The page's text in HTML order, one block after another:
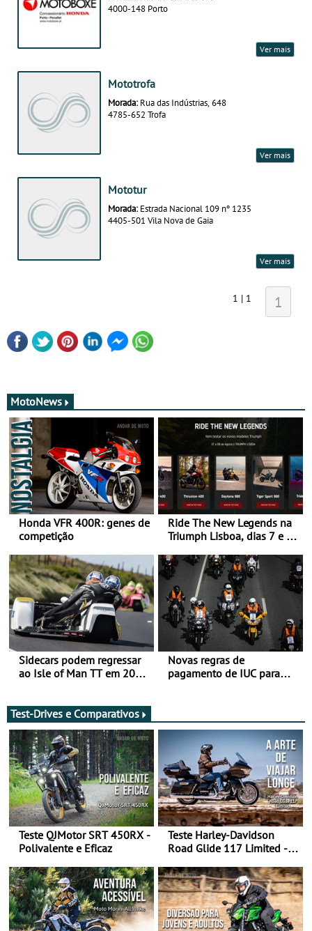
4000-148 Porto
Ver mais
Mototrofa
Morada: Rua das Indústrias, 648
4785-652 Trofa
Ver mais
Mototur
Morada: Estrada Nacional 109 nº 1235
4405-501 Vila Nova de Gaia
Ver mais
1 | 1 1
MotoNews
Honda VFR 400R: genes de
competição
Ride The New Legends na
Triumph Lisboa, dias 7 e 8
Sidecars podem regressar
ao Isle of Man TT em 2027
Novas regras de
pagamento de IUC para
Test-Drives e Comparativos
Teste QJMotor SRT 450RX -
Polivalente e Eficaz
Teste Harley-Davidson
Road Glide 117 Limited - A